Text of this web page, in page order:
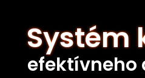
Systém
efektívneho